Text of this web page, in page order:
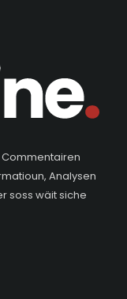
Commentairen
Analysen
soss wäit siche